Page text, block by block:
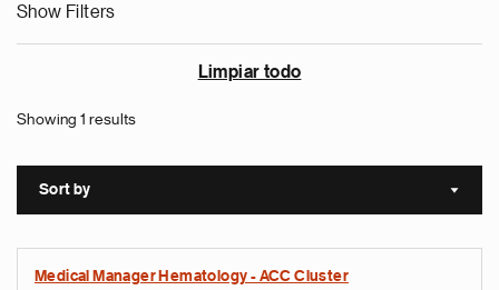
Show Filters
Limpiar todo
Showing 1 results
Sort by Sort
Medical Manager Hematology - ACC Cluster